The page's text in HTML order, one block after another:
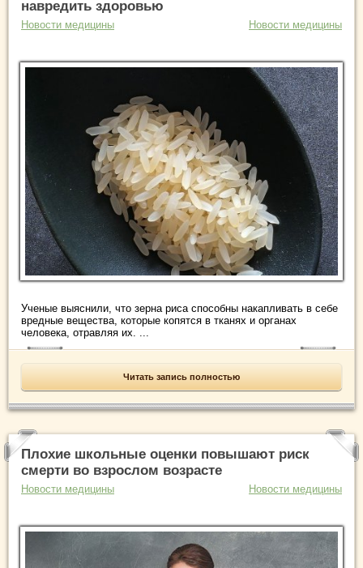
навредить здоровью
Новости медицины Новости медицины
Ученые выяснили, что зерна риса способны накапливать в себе
вредные вещества, которые копятся в тканях и органах
человека, отравляя их. ...
Читать запись полностью
Плохие школьные оценки повышают риск
смерти во взрослом возрасте
Новости медицины Новости медицины